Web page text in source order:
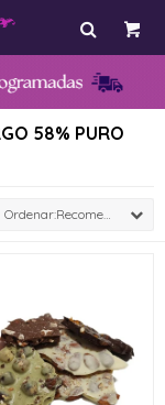
58% PURO
Recomendados